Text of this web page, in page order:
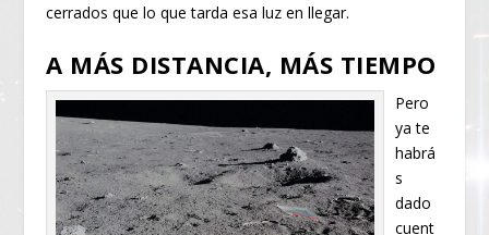
cerrados que lo que tarda esa luz en llegar.
A MÁS DISTANCIA, MÁS TIEMPO
Pero
ya te
habrá
s
dado
cuent